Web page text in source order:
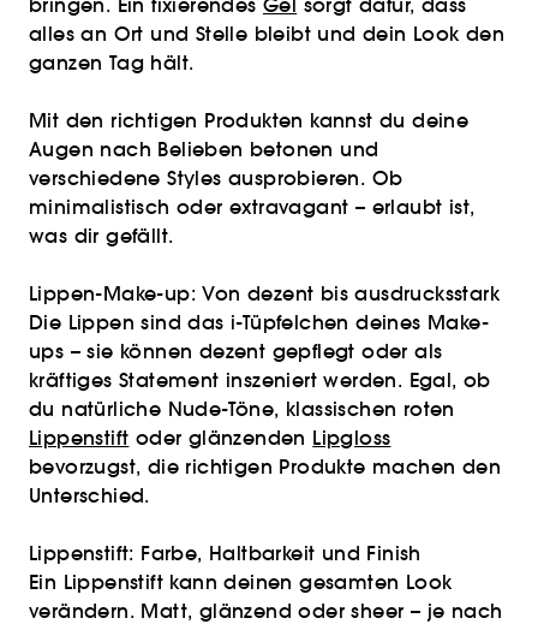
bringen. Ein fixierendes Gel sorgt dafür, dass
alles an Ort und Stelle bleibt und dein Look den
ganzen Tag hält.
Mit den richtigen Produkten kannst du deine
Augen nach Belieben betonen und
verschiedene Styles ausprobieren. Ob
minimalistisch oder extravagant – erlaubt ist,
was dir gefällt.
Lippen-Make-up: Von dezent bis ausdrucksstark
Die Lippen sind das i-Tüpfelchen deines Make-
ups – sie können dezent gepflegt oder als
kräftiges Statement inszeniert werden. Egal, ob
du natürliche Nude-Töne, klassischen roten
Lippenstift oder glänzenden Lipgloss
bevorzugst, die richtigen Produkte machen den
Unterschied.
Lippenstift: Farbe, Haltbarkeit und Finish
Ein Lippenstift kann deinen gesamten Look
verändern. Matt, glänzend oder sheer – je nach